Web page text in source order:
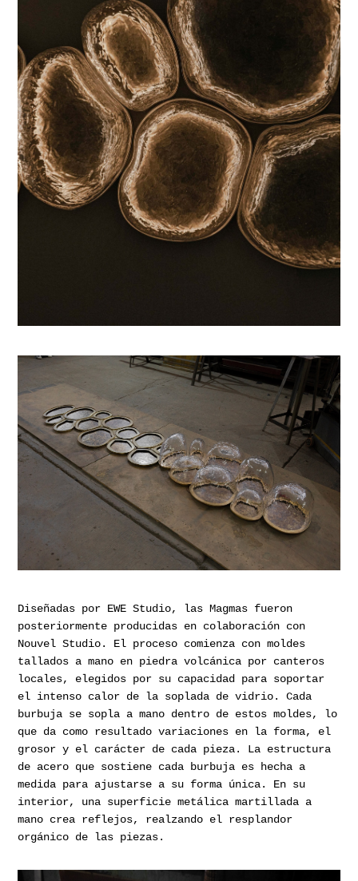
Diseñadas por EWE Studio, las Magmas fueron
posteriormente producidas en colaboración con
Nouvel Studio. El proceso comienza con moldes
tallados a mano en piedra volcánica por canteros
locales, elegidos por su capacidad para soportar
el intenso calor de la soplada de vidrio. Cada
burbuja se sopla a mano dentro de estos moldes, lo
que da como resultado variaciones en la forma, el
grosor y el carácter de cada pieza. La estructura
de acero que sostiene cada burbuja es hecha a
medida para ajustarse a su forma única. En su
interior, una superficie metálica martillada a
mano crea reflejos, realzando el resplandor
orgánico de las piezas.